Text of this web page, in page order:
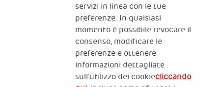
2, Piazza Duca degli Abruzzi 34132
Trieste Italy
servizi in linea con le tue
preferenze. In qualsiasi
momento è possibile revocare il
consenso, modificare le
preferenze e ottenere
informazioni dettagliate
sull’utilizzo dei cookiecliccando